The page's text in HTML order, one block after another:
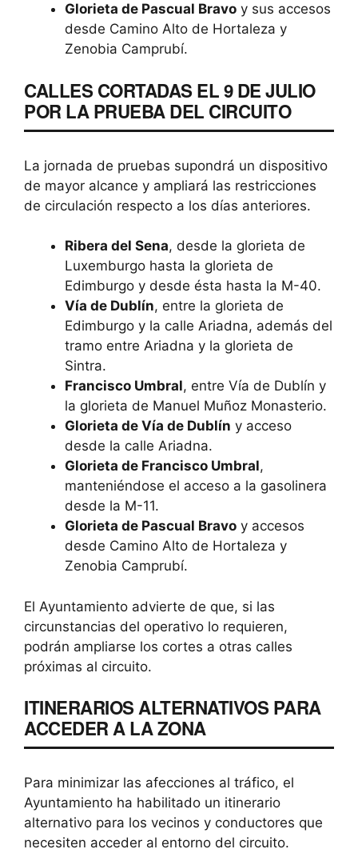
Glorieta de Pascual Bravo y sus accesos
desde Camino Alto de Hortaleza y
Zenobia Camprubí.
CALLES CORTADAS EL 9 DE JULIO
POR LA PRUEBA DEL CIRCUITO
La jornada de pruebas supondrá un dispositivo
de mayor alcance y ampliará las restricciones
de circulación respecto a los días anteriores.
Ribera del Sena, desde la glorieta de
Luxemburgo hasta la glorieta de
Edimburgo y desde ésta hasta la M-40.
Vía de Dublín, entre la glorieta de
Edimburgo y la calle Ariadna, además del
tramo entre Ariadna y la glorieta de
Sintra.
Francisco Umbral, entre Vía de Dublín y
la glorieta de Manuel Muñoz Monasterio.
Glorieta de Vía de Dublín y acceso
desde la calle Ariadna.
Glorieta de Francisco Umbral,
manteniéndose el acceso a la gasolinera
desde la M-11.
Glorieta de Pascual Bravo y accesos
desde Camino Alto de Hortaleza y
Zenobia Camprubí.
El Ayuntamiento advierte de que, si las
circunstancias del operativo lo requieren,
podrán ampliarse los cortes a otras calles
próximas al circuito.
ITINERARIOS ALTERNATIVOS PARA
ACCEDER A LA ZONA
Para minimizar las afecciones al tráfico, el
Ayuntamiento ha habilitado un itinerario
alternativo para los vecinos y conductores que
necesiten acceder al entorno del circuito.